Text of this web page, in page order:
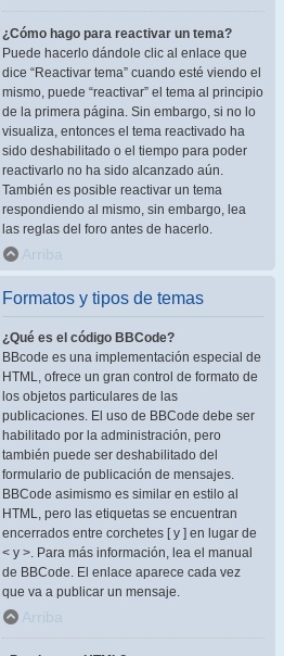
¿Cómo hago para reactivar un tema?
Puede hacerlo dándole clic al enlace que
dice “Reactivar tema” cuando esté viendo el
mismo, puede “reactivar” el tema al principio
de la primera página. Sin embargo, si no lo
visualiza, entonces el tema reactivado ha
sido deshabilitado o el tiempo para poder
reactivarlo no ha sido alcanzado aún.
También es posible reactivar un tema
respondiendo al mismo, sin embargo, lea
las reglas del foro antes de hacerlo.
Arriba
Formatos y tipos de temas
¿Qué es el código BBCode?
BBcode es una implementación especial de
HTML, ofrece un gran control de formato de
los objetos particulares de las
publicaciones. El uso de BBCode debe ser
habilitado por la administración, pero
también puede ser deshabilitado del
formulario de publicación de mensajes.
BBCode asimismo es similar en estilo al
HTML, pero las etiquetas se encuentran
encerrados entre corchetes [ y ] en lugar de
< y >. Para más información, lea el manual
de BBCode. El enlace aparece cada vez
que va a publicar un mensaje.
Arriba